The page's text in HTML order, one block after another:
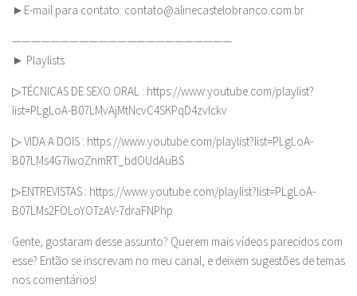
►E-mail para contato: contato@alinecastelobranco.com.br
———————————————————————
► Playlists:
▷TÉCNICAS DE SEXO ORAL : https://www.youtube.com/playlist?
list=PLgLoA-B07LMvAjMtNcvC4SKPqD4zvIckv
▷ VIDA A DOIS : https://www.youtube.com/playlist?list=PLgLoA-
B07LMs4G7lwoZnmRT_bdOUdAuBS
▷ENTREVISTAS : https://www.youtube.com/playlist?list=PLgLoA-
B07LMs2FOLoYOTzAV-7draFNPhp
Gente, gostaram desse assunto? Querem mais vídeos parecidos com
esse? Então se inscrevam no meu canal, e deixem sugestões de temas
nos comentários!